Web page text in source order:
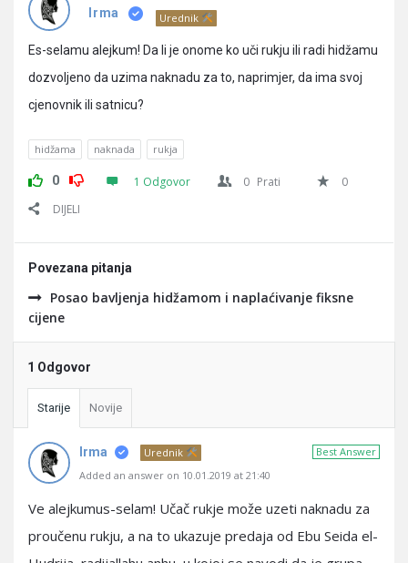
Pitanja
Irma Urednik
Es-selamu alejkum! Da li je onome ko uči rukju ili radi hidžamu
dozvoljeno da uzima naknadu za to, naprimjer, da ima svoj
cjenovnik ili satnicu?
hidžama naknada rukja
0 1 Odgovor 0 Prati
0
DIJELI
Povezana pitanja
Posao bavljenja hidžamom i naplaćivanje fiksne
cijene
1 Odgovor
Starije Novije
Best Answer
Irma
Urednik
Added an answer on 10.01.2019 at 21:40
Ve alejkumus-selam! Učač rukje može uzeti naknadu za
proučenu rukju, a na to ukazuje predaja od Ebu Seida el-